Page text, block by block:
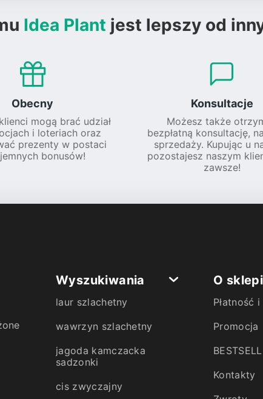
Idea Plant jest lepszy od
Obecny
mogą brać udział
i loteriach oraz
prezenty w postaci
bonusów!
Konsultacje
Możesz także
bezpłatną konsultację,
sprzedaży. Kupując u
pozostajesz naszym
zawsze!
Wyszukiwania
laur szlachetny
wawrzyn szlachetny
jagoda kamczacka
sadzonki
cis zwyczajny
O
Płatność
Promocja
Kontakty